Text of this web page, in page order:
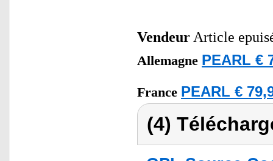
Vendeur Article
Allemagne PEARL €
France PEARL €
(4)